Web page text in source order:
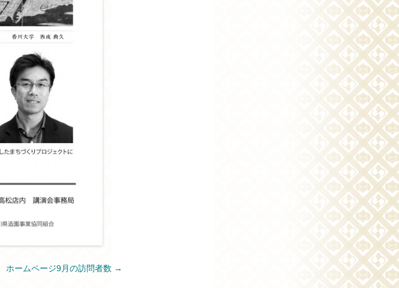
ホームページ9月の訪問者数 →